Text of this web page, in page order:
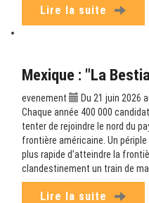
Lire la suite
Mexique : "La
evenement
Du 21 juin 2026
Chaque année 400 000
tenter de rejoindre le nord du
frontière américaine. Un
plus rapide d’atteindre la
clandestinement un train de
Lire la suite